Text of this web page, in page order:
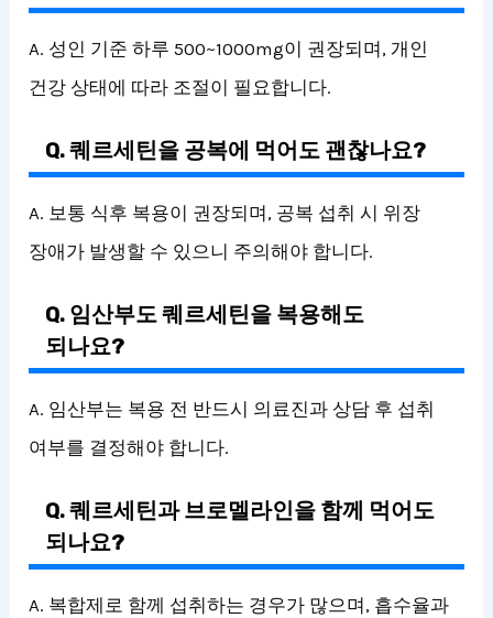
A. 성인 기준 하루 500~1000mg이 권장되며, 개인
건강 상태에 따라 조절이 필요합니다.
Q. 퀘르세틴을 공복에 먹어도 괜찮나요?
A. 보통 식후 복용이 권장되며, 공복 섭취 시 위장
장애가 발생할 수 있으니 주의해야 합니다.
Q. 임산부도 퀘르세틴을 복용해도
되나요?
A. 임산부는 복용 전 반드시 의료진과 상담 후 섭취
여부를 결정해야 합니다.
Q. 퀘르세틴과 브로멜라인을 함께 먹어도
되나요?
A. 복합제로 함께 섭취하는 경우가 많으며, 흡수율과